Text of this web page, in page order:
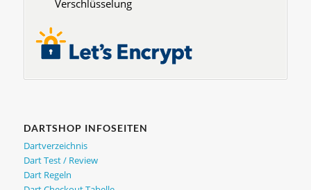
Verschlüsselung
DARTSHOP INFOSEITEN
Dartverzeichnis
Dart Test / Review
Dart Regeln